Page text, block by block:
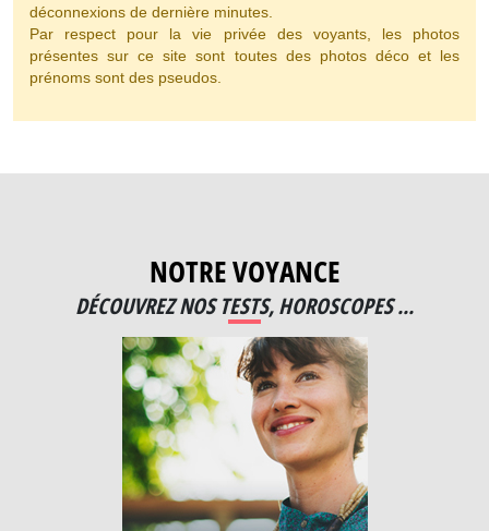
déconnexions de dernière minutes.
Par respect pour la vie privée des voyants, les photos
présentes sur ce site sont toutes des photos déco et les
prénoms sont des pseudos.
NOTRE VOYANCE
DÉCOUVREZ NOS TESTS, HOROSCOPES ...